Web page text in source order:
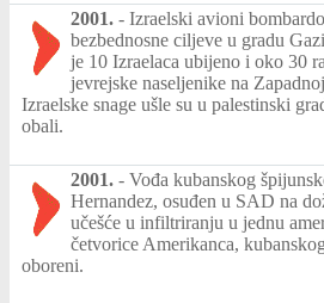
2001. - Izraelski avioni
bezbednosne ciljeve u gradu
je 10 Izraelaca ubijeno i oko 30
jevrejske naseljenike na
Izraelske snage ušle su u palestinski
obali.
2001. - Vođa kubanskog
Hernandez, osuđen u SAD na
učešće u infiltriranju u jednu
četvorice Amerikanca,
oboreni.